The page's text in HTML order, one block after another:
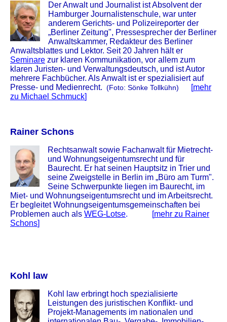
Der Anwalt und Journalist ist Absolvent der
Hamburger Journalistenschule, war unter
anderem Gerichts- und Polizeireporter der
„Berliner Zeitung", Pressesprecher der Berliner
Anwaltskammer, Redakteur des Berliner
Anwaltsblattes und Lektor. Seit 20 Jahren hält er
Seminare zur klaren Kommunikation, vor allem zum
klaren Juristen- und Verwaltungsdeutsch, und ist Autor
mehrere Fachbücher. Als Anwalt ist er spezialisiert auf
Presse- und Medienrecht. (Foto: Sönke Tollkühn) [mehr
zu Michael Schmuck]
Rainer Schons
Rechtsanwalt sowie Fachanwalt für Mietrecht-
und Wohnungseigentumsrecht und für
Baurecht. Er hat seinen Hauptsitz in Trier und
seine Zweigstelle in Berlin im „Büro am Turm".
Seine Schwerpunkte liegen im Baurecht, im
Miet- und Wohnungseigentumsrecht und im Arbeitsrecht.
Er begleitet Wohnungseigentumsgemeinschaften bei
Problemen auch als WEG-Lotse. [mehr zu Rainer
Schons]
Kohl law
Kohl law erbringt hoch spezialisierte
Leistungen des juristischen Konflikt- und
Projekt-Managements im nationalen und